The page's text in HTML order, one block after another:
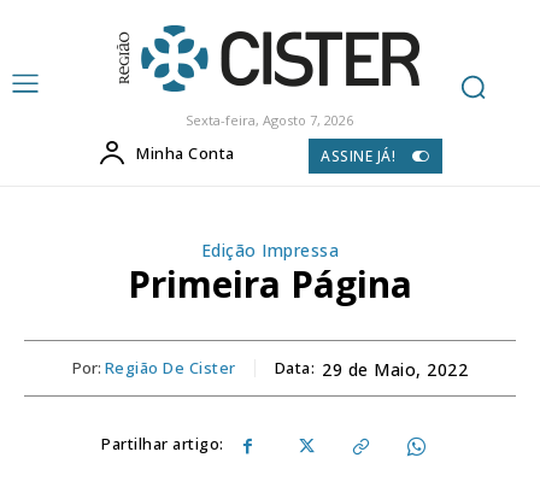
Sexta-feira, Agosto 7, 2026
Minha Conta ASSINE JÁ!
Edição Impressa
Primeira Página
Por: Região De Cister Data: 29 de Maio, 2022
Partilhar artigo: